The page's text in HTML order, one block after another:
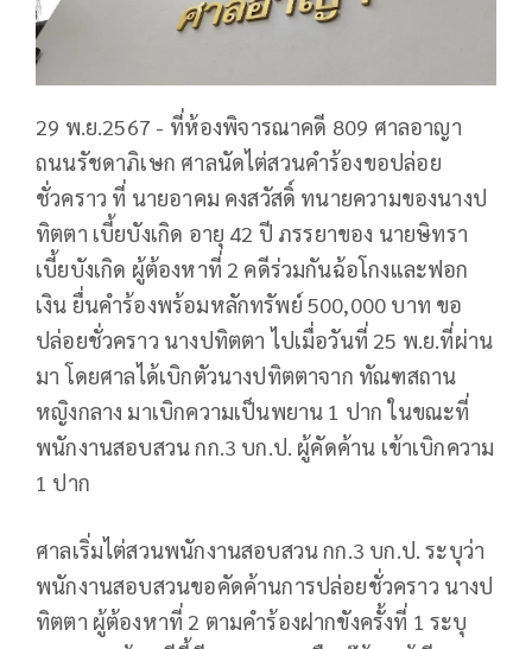
29 พ.ย.2567 - ที่ห้องพิจารณาคดี 809 ศาลอาญา
ถนนรัชดาภิเษก ศาลนัดไต่สวนคำร้องขอปล่อย
ชั่วคราว ที่ นายอาคม คงสวัสดิ์ ทนายความของนางป
ทิตตา เบี้ยบังเกิด อายุ 42 ปี ภรรยาของ นายษิทรา
เบี้ยบังเกิด ผู้ต้องหาที่ 2 คดีร่วมกันฉ้อโกงและฟอก
เงิน ยื่นคำร้องพร้อมหลักทรัพย์ 500,000 บาท ขอ
ปล่อยชั่วคราว นางปทิตตา ไปเมื่อวันที่ 25 พ.ย.ที่ผ่าน
มา โดยศาลได้เบิกตัวนางปทิตตาจาก ทัณฑสถาน
หญิงกลาง มาเบิกความเป็นพยาน 1 ปาก ในขณะที่
พนักงานสอบสวน กก.3 บก.ป. ผู้คัดค้าน เข้าเบิกความ
1 ปาก
ศาลเริ่มไต่สวนพนักงานสอบสวน กก.3 บก.ป. ระบุว่า
พนักงานสอบสวนขอคัดค้านการปล่อยชั่วคราว นางป
ทิตตา ผู้ต้องหาที่ 2 ตามคำร้องฝากขังครั้งที่ 1 ระบุ